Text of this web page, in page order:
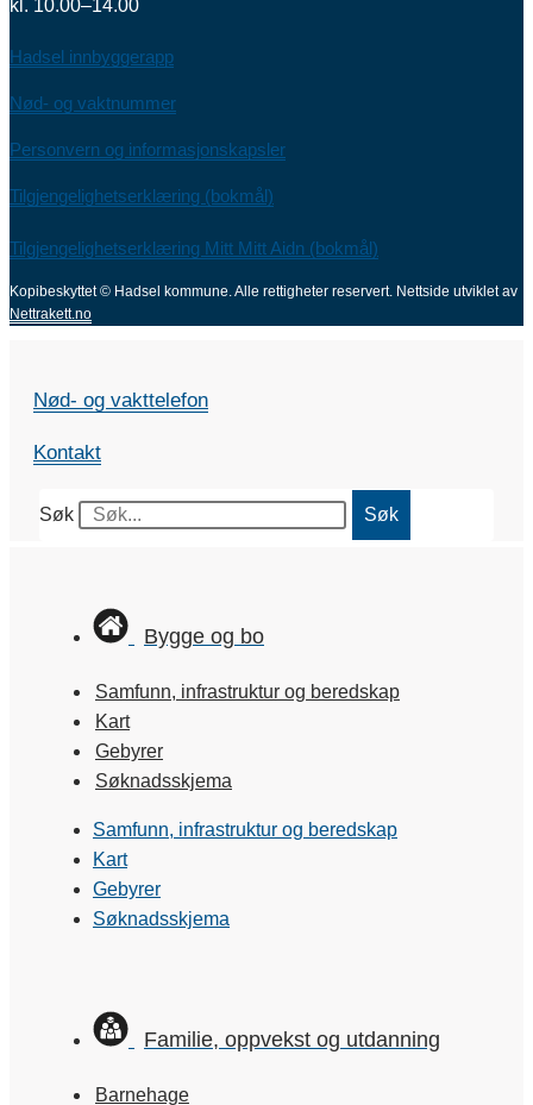
kl. 10.00–14.00
Hadsel innbyggerapp
Nød- og vaktnummer
Personvern og informasjonskapsler
Tilgjengelighetserklæring (bokmål)
Tilgjengelighetserklæring Mitt Mitt Aidn (bokmål)
Kopibeskyttet © Hadsel kommune. Alle rettigheter reservert. Nettside utviklet av
Nettrakett.no
Nød- og vakttelefon
Kontakt
Søk Søk
Bygge og bo
Samfunn, infrastruktur og beredskap
Kart
Gebyrer
Søknadsskjema
Samfunn, infrastruktur og beredskap
Kart
Gebyrer
Søknadsskjema
Familie, oppvekst og utdanning
Barnehage